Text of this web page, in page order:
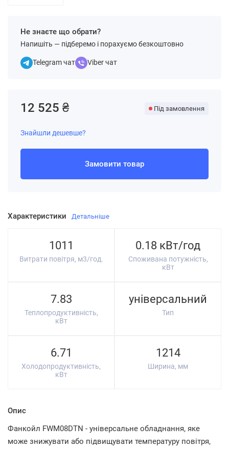
Не знаєте що обрати?
Напишіть — підберемо і порахуємо безкоштовно
Telegram чат Viber чат
Характеристики Детальніше
1011
Витрати повітря, м3/год.
0.18 кВт/год
Споживана потужність,
кВт
7.83
Теплопродуктивність,
кВт
універсальний
Тип
6.71
Холодопродуктивність,
кВт
1214
Ширина, мм
Опис
Фанкойл FWM08DTN - універсальне обладнання, яке
може знижувати або підвищувати температуру повітря,
12 525 ₴ Під замовлення
Знайшли дешевше?
Замовити товар